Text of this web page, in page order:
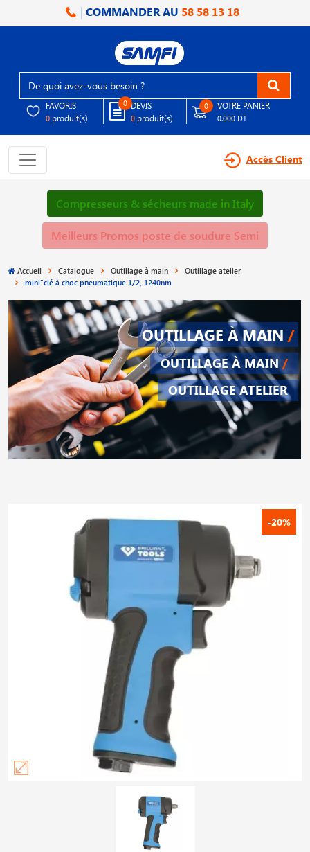
COMMANDER AU 58 58 13 18
FAVORIS
0 produit(s)
0 DEVIS
0 produit(s)
0 VOTRE PANIER
0.000 DT
Accès Client
Compresseurs & sécheurs made in Italy
Meilleurs Promos poste de soudure Semi
Accueil Catalogue Outillage à main
Outillage atelier
mini"clé à choc pneumatique 1/2, 1240nm
OUTILLAGE À MAIN /
OUTILLAGE À MAIN /
OUTILLAGE ATELIER
-20%